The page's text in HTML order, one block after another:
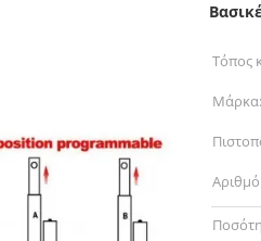
Τόπος
Μάρκα: